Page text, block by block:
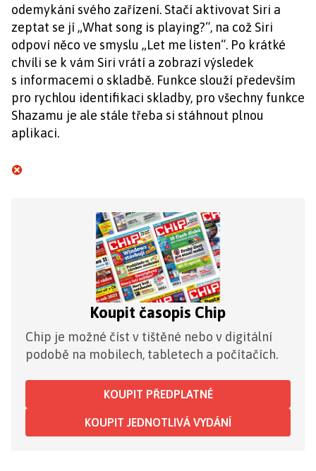
odemykání svého zařízení. Stačí aktivovat Siri a
zeptat se jí „What song is playing?“, na což Siri
odpoví něco ve smyslu „Let me listen“. Po krátké
chvíli se k vám Siri vrátí a zobrazí výsledek
s informacemi o skladbě. Funkce slouží především
pro rychlou identifikaci skladby, pro všechny funkce
Shazamu je ale stále třeba si stáhnout plnou
aplikaci.
Koupit časopis Chip
Chip je možné číst v tištěné nebo v digitální
podobě na mobilech, tabletech a počítačích.
KOUPIT PŘEDPLATNÉ
KOUPIT JEDNOTLIVÁ VYDÁNÍ